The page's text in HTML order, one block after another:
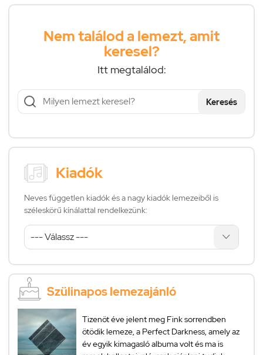
Nem találod a lemezt, amit
keresel?
Itt megtalálod:
Keresés
Kiadók
Neves független kiadók és a nagy kiadók lemezeiből is
széleskörű kínálattal rendelkezünk:
Szülinapos lemezajánló
Tizenöt éve jelent meg Fink sorrendben
ötödik lemeze, a Perfect Darkness, amely az
év egyik kimagasló albuma volt és ma is